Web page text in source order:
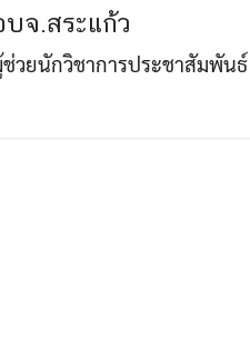
บจ.สระแก้ว
วยนักวิชาการประชาสัมพัน